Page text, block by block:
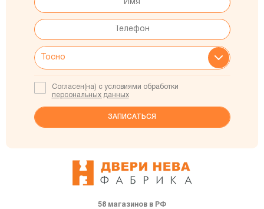
Согласен(на) с условиями обработки
персональных данных
58 магазинов в РФ